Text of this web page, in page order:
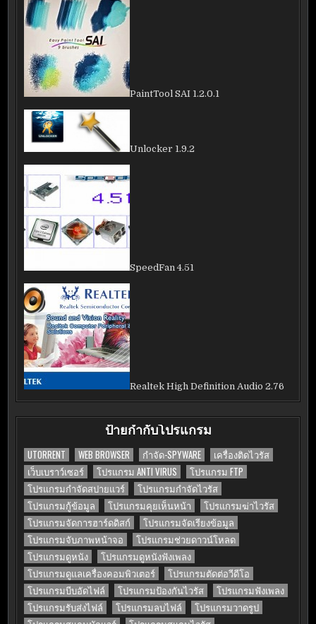
PaintTool SAI 1.2.0.1
Unlocker 1.9.2
SpeedFan 4.51
Realtek High Definition Audio 2.76
ป้ายกำกับโปรแกรม
UTORRENT WEB BROWSER กำจัด-SPYWARE
เครื่องติดไวรัส
เว็บเบราว์เซอร์
โปรแกรม ANTI VIRUS
โปรแกรม FTP
โปรแกรมกำจัดสปายแวร์
โปรแกรมกำจัดไวรัส
โปรแกรมกู้ข้อมูล
โปรแกรมคุยเห็นหน้า
โปรแกรมฆ่าไวรัส
โปรแกรมจัดการฮาร์ดดิสก์
โปรแกรมจัดเรียงข้อมูล
โปรแกรมจับภาพหน้าจอ
โปรแกรมช่วยดาวน์โหลด
โปรแกรมดูหนัง
โปรแกรมดูหนังฟังเพลง
โปรแกรมดูแลเครื่องคอมพิวเตอร์
โปรแกรมตัดต่อวีดีโอ
โปรแกรมบีบอัดไฟล์
โปรแกรมป้องกันไวรัส
โปรแกรมฟังเพลง
โปรแกรมรับส่งไฟล์
โปรแกรมลบไฟล์
โปรแกรมวาดรูป